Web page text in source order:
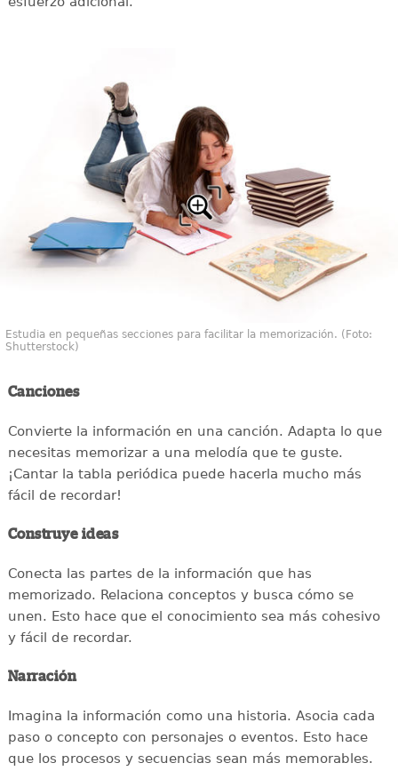
Estudia en pequeñas secciones para facilitar la memorización. (Foto:
Shutterstock)
Canciones
Convierte la información en una canción. Adapta lo que
necesitas memorizar a una melodía que te guste.
¡Cantar la tabla periódica puede hacerla mucho más
fácil de recordar!
Construye ideas
Conecta las partes de la información que has
memorizado. Relaciona conceptos y busca cómo se
unen. Esto hace que el conocimiento sea más cohesivo
y fácil de recordar.
Narración
Imagina la información como una historia. Asocia cada
paso o concepto con personajes o eventos. Esto hace
que los procesos y secuencias sean más memorables.